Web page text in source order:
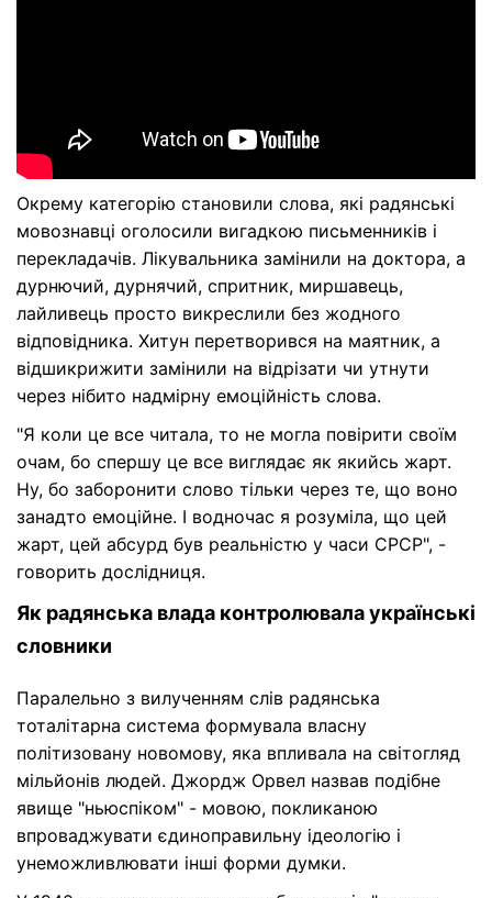
Окрему категорію становили слова, які радянські
мовознавці оголосили вигадкою письменників і
перекладачів. Лікувальника замінили на доктора, а
дурнючий, дурнячий, спритник, миршавець,
лайливець просто викреслили без жодного
відповідника. Хитун перетворився на маятник, а
відшикрижити замінили на відрізати чи утнути
через нібито надмірну емоційність слова.
"Я коли це все читала, то не могла повірити своїм
очам, бо спершу це все виглядає як якийсь жарт.
Ну, бо заборонити слово тільки через те, що воно
занадто емоційне. І водночас я розуміла, що цей
жарт, цей абсурд був реальністю у часи СРСР", -
говорить дослідниця.
Як радянська влада контролювала українські
словники
Паралельно з вилученням слів радянська
тоталітарна система формувала власну
політизовану новомову, яка впливала на світогляд
мільйонів людей. Джордж Орвел назвав подібне
явище "ньюспіком" - мовою, покликаною
впроваджувати єдиноправильну ідеологію і
унеможливлювати інші форми думки.